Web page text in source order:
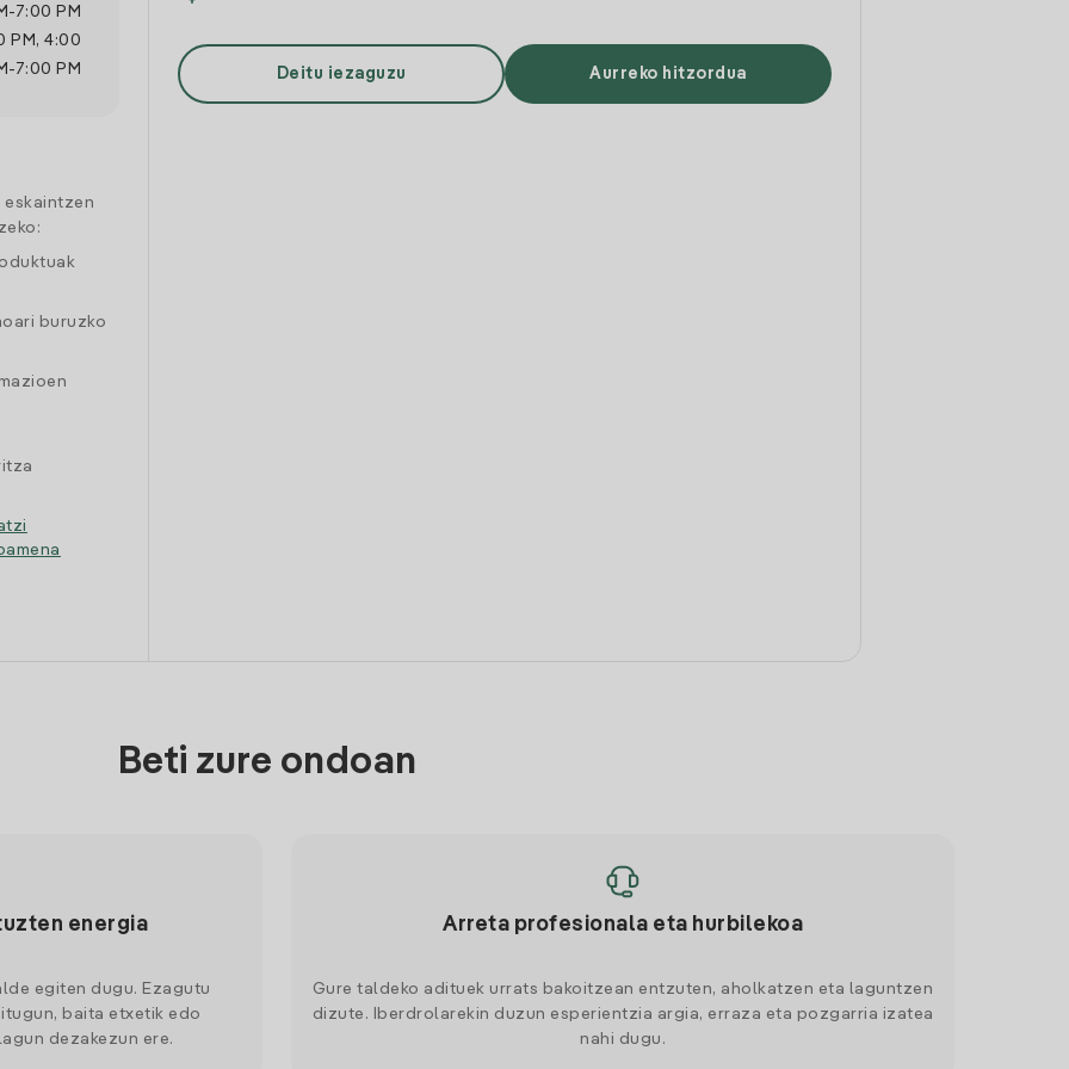
-7:00 PM
PM , 4:00
-7:00 PM
buruzko
Deitu iezaguzu Aurreko hitzordua
Beti zure ondoan
energia
egiten dugu. Ezagutu
baita etxetik edo
dezakezun ere.
Arreta profesionala eta hurbilekoa
Gure taldeko adituek urrats bakoitzean entzuten, aholkatzen eta laguntzen
dizute. Iberdrolarekin duzun esperientzia argia, erraza eta pozgarria izatea
nahi dugu.